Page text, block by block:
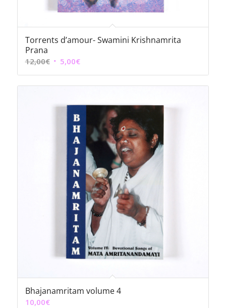
Torrents d’amour- Swamini Krishnamrita
Prana
12,00€ Le
prix
initial
12,00€.
5,00€Le
prix
actuel
Bhajanamritam volume 4
10,00€